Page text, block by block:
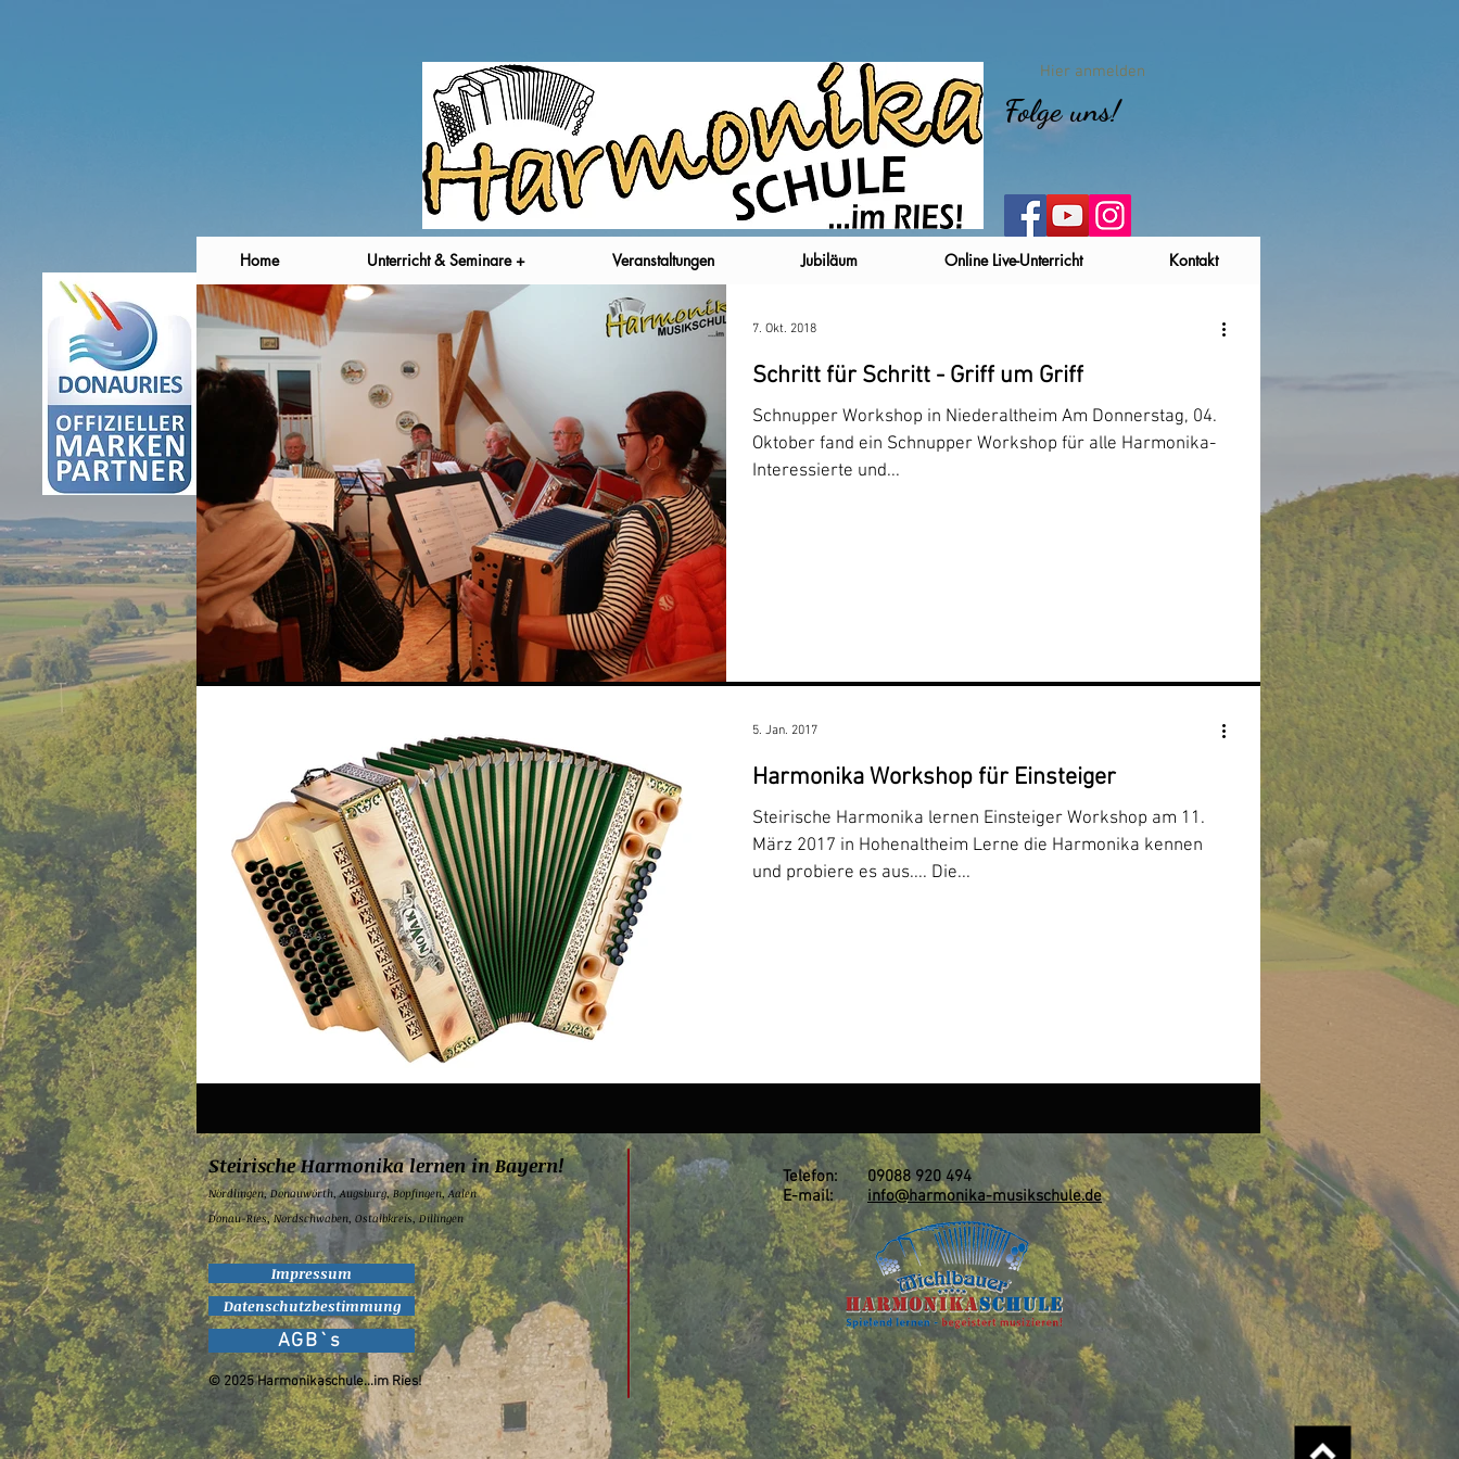
Hier anmelden
Folge uns!
Schritt für Schritt - Griff um Griff
Schnupper Workshop in Niederaltheim Am Donnerstag, 04.
Oktober fand ein Schnupper Workshop für alle Harmonika-
Interessierte und...
7. Okt. 2018
Harmonika Workshop für Einsteiger
Steirische Harmonika lernen Einsteiger Workshop am 11.
März 2017 in Hohenaltheim Lerne die Harmonika kennen
und probiere es aus.... Die...
5. Jan. 2017
Home Unterricht & Seminare + Veranstaltungen Jubiläum Online Live-Unterricht Kontakt
Steirische Harmonika lernen in Bayern!
Nördlingen,Donauwörth,Augsburg,Bopfingen,Aalen
Donau-Ries, Nordschwaben, Ostalbkreis, Dillingen
Telefon: 09088 920 494
E-mail: info@harmonika-musikschule.de
Datenschutzbestimmung
Impressum
© 2025 Harmonikaschule...im Ries!
AGB`s